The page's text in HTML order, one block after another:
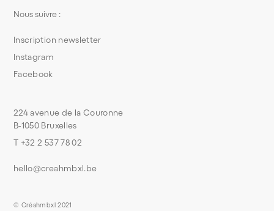
224 avenue de la Couronne
B-1050 Bruxelles
T +32 2 537 78 02
hello@creahmbxl.be
Nous suivre :
Inscription newsletter
Instagram
Facebook
© Créahmbxl 2021